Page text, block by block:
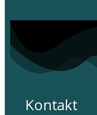
Kontakt